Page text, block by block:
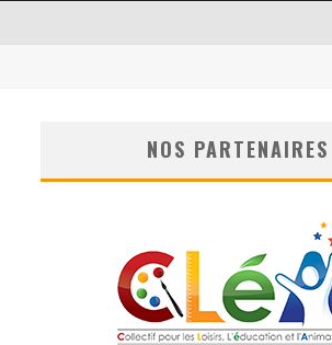
NOS PARTENAIRES